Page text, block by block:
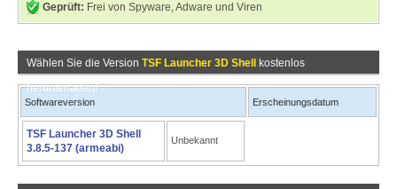
Geprüft: Frei von Spyware, Adware und Viren
Wählen Sie die Version TSF Launcher 3D Shell
kostenlos
herunterladen!
Softwareversion Erscheinungsdatum
TSF Launcher 3D Shell
3.8.5-137 (armeabi)
Unbekannt